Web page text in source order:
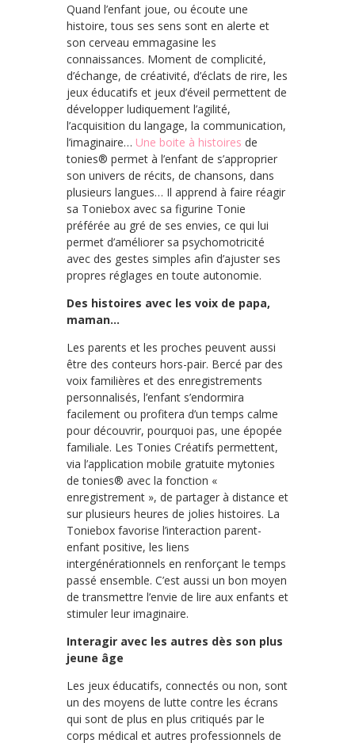
Quand l’enfant joue, ou écoute une
histoire, tous ses sens sont en alerte et
son cerveau emmagasine les
connaissances. Moment de complicité,
d’échange, de créativité, d’éclats de rire, les
jeux éducatifs et jeux d’éveil permettent de
développer ludiquement l’agilité,
l’acquisition du langage, la communication,
l’imaginaire… Une boite à histoires de
tonies® permet à l’enfant de s’approprier
son univers de récits, de chansons, dans
plusieurs langues… Il apprend à faire réagir
sa Toniebox avec sa figurine Tonie
préférée au gré de ses envies, ce qui lui
permet d’améliorer sa psychomotricité
avec des gestes simples afin d’ajuster ses
propres réglages en toute autonomie.
Des histoires avec les voix de papa,
maman…
Les parents et les proches peuvent aussi
être des conteurs hors-pair. Bercé par des
voix familières et des enregistrements
personnalisés, l’enfant s’endormira
facilement ou profitera d’un temps calme
pour découvrir, pourquoi pas, une épopée
familiale. Les Tonies Créatifs permettent,
via l’application mobile gratuite mytonies
de tonies® avec la fonction «
enregistrement », de partager à distance et
sur plusieurs heures de jolies histoires. La
Toniebox favorise l’interaction parent-
enfant positive, les liens
intergénérationnels en renforçant le temps
passé ensemble. C’est aussi un bon moyen
de transmettre l’envie de lire aux enfants et
stimuler leur imaginaire.
Interagir avec les autres dès son plus
jeune âge
Les jeux éducatifs, connectés ou non, sont
un des moyens de lutte contre les écrans
qui sont de plus en plus critiqués par le
corps médical et autres professionnels de